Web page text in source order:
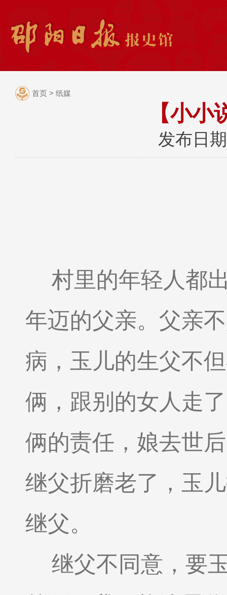
首页 > 纸媒
【小
发布日
村里的年轻人都
年迈的父亲。父亲
病，玉儿的生父不
俩，跟别的女人走
俩的责任，娘去世
继父折磨老了，玉
继父。
继父不同意，要